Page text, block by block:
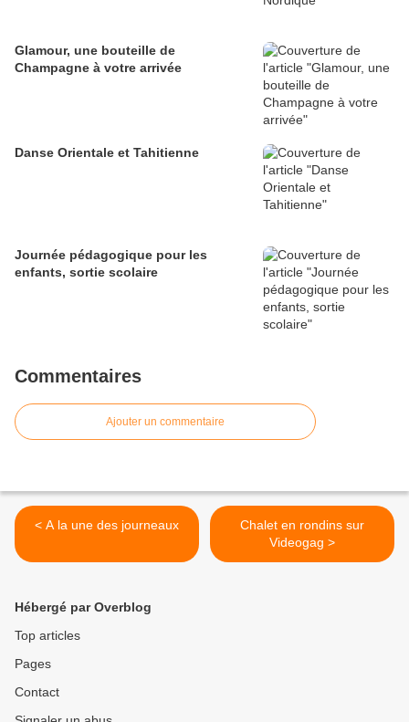
Glamour, une bouteille de
Champagne à votre arrivée
Danse Orientale et Tahitienne
Journée pédagogique pour les
enfants, sortie scolaire
Commentaires
Ajouter un commentaire
< A la une des journeaux
Chalet en rondins sur
Videogag >
Hébergé par Overblog
Top articles
Pages
Contact